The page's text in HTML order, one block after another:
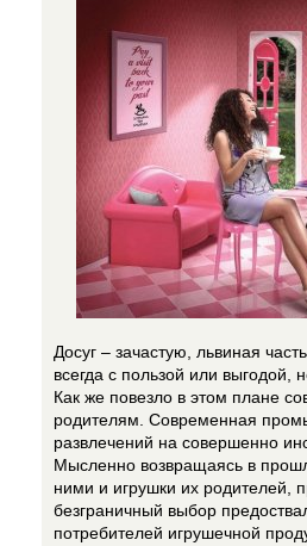
Досуг – зачастую, львиная
всегда с пользой или выгодой,
Как же повезло в этом плане
родителям. Современная
развлечений на совершенно
Мысленно возвращаясь в
ними и игрушки их родителей,
безграничный выбор
потребителей игрушечной